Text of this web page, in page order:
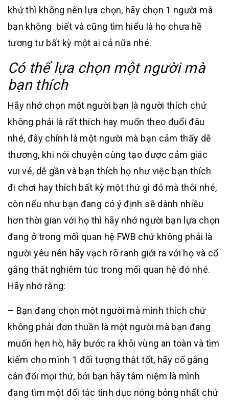
khứ thì không nên lựa chọn, hãy chọn 1 người mà
bạn không biết và cũng tìm hiểu là họ chưa hề
tương tư bất kỳ một ai cả nữa nhé.
Có thể lựa chọn một người mà
bạn thích
Hãy nhớ chọn một người bạn là người thích chứ
không phải là rất thích hay muốn theo đuổi đâu
nhé, đây chính là một người mà bạn cảm thấy dễ
thương, khi nói chuyện cùng tạo được cảm giác
vui vẻ, dễ gần và bạn thích họ như việc bạn thích
đi chơi hay thích bất kỳ một thứ gì đó mà thôi nhé,
còn nếu như bạn đang có ý định sẽ dành nhiều
hơn thời gian với họ thì hãy nhớ người bạn lựa chọn
đang ở trong mối quan hệ FWB chứ không phải là
người yêu nên hãy vạch rõ ranh giới ra với họ và cố
gắng thật nghiêm túc trong mối quan hệ đó nhé.
Hãy nhớ rằng:
– Bạn đang chọn một người mà mình thích chứ
không phải đơn thuần là một người mà bạn đang
muốn hẹn hò, hãy bước ra khỏi vùng an toàn và tìm
kiếm cho mình 1 đối tượng thật tốt, hãy cố gắng
cân đối mọi thứ, bởi bạn hãy tâm niệm là mình
đang tìm một đối tác tình dục nóng bỏng nhất chứ